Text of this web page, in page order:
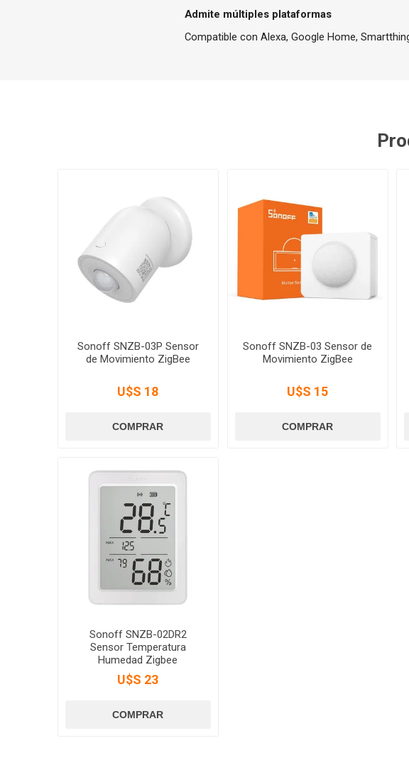
Admite múltiples plataformas
Compatible con Alexa, Google Home,
Sonoff SNZB-03P Sensor
de Movimiento ZigBee
U$S 18
Sonoff SNZB-03 Sensor de
Movimiento ZigBee
U$S 15
Sonoff SNZB-02DR2
Sensor Temperatura
Humedad Zigbee
U$S 23